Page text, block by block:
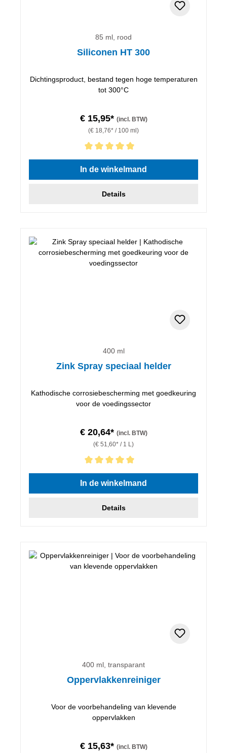
85 ml, rood
Siliconen HT 300
Dichtingsproduct, bestand tegen hoge temperaturen
tot 300°C
€ 15,95* (incl. BTW)
(€ 18,76* / 100 ml)
Gemiddelde waardering van 5 van 5 sterren
In de winkelmand
Details
400 ml
Zink Spray speciaal helder
Kathodische corrosiebescherming met goedkeuring
voor de voedingssector
€ 20,64* (incl. BTW)
(€ 51,60* / 1 L)
Gemiddelde waardering van 5 van 5 sterren
In de winkelmand
Details
400 ml, transparant
Oppervlakkenreiniger
Voor de voorbehandeling van klevende
oppervlakken
€ 15,63* (incl. BTW)